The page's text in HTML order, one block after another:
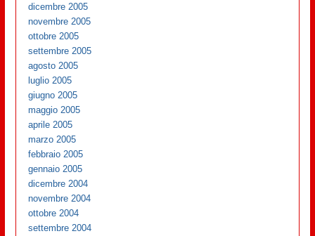
dicembre 2005
novembre 2005
ottobre 2005
settembre 2005
agosto 2005
luglio 2005
giugno 2005
maggio 2005
aprile 2005
marzo 2005
febbraio 2005
gennaio 2005
dicembre 2004
novembre 2004
ottobre 2004
settembre 2004